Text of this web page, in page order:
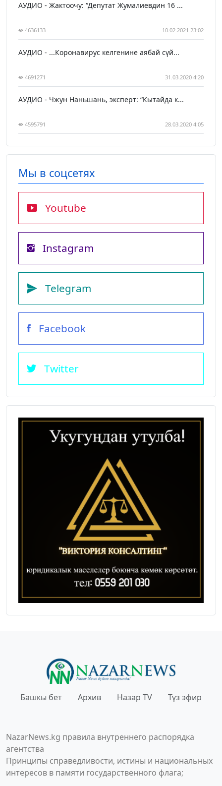
АУДИО - Жактоочу: “Депутат Жумалиевдин 16 ...
4636133 10.02.2021 23:02
АУДИО - ...Коронавирус келгенине аябай сүй...
4691271 31.03.2020 4:20
АУДИО - Чжун Наньшань, эксперт: “Кытайда к...
4595791 28.03.2020 4:05
Мы в соцсетях
Youtube
Instagram
Telegram
Facebook
Twitter
Башкы бет Архив Назар TV Түз эфир
NazarNews.kg правила внутреннего распорядка
агентства
Принципы справедливости, истины и национальных
интересов в памяти государственного флага;